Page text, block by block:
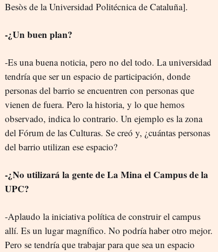
Besòs de la Universidad Politécnica de Cataluña].
-¿Un buen plan?
-Es una buena noticia, pero no del todo. La universidad
tendría que ser un espacio de participación, donde
personas del barrio se encuentren con personas que
vienen de fuera. Pero la historia, y lo que hemos
observado, indica lo contrario. Un ejemplo es la zona
del Fórum de las Culturas. Se creó y, ¿cuántas personas
del barrio utilizan ese espacio?
-¿No utilizará la gente de La Mina el Campus de la
UPC?
-Aplaudo la iniciativa política de construir el campus
allí. Es un lugar magnífico. No podría haber otro mejor.
Pero se tendría que trabajar para que sea un espacio